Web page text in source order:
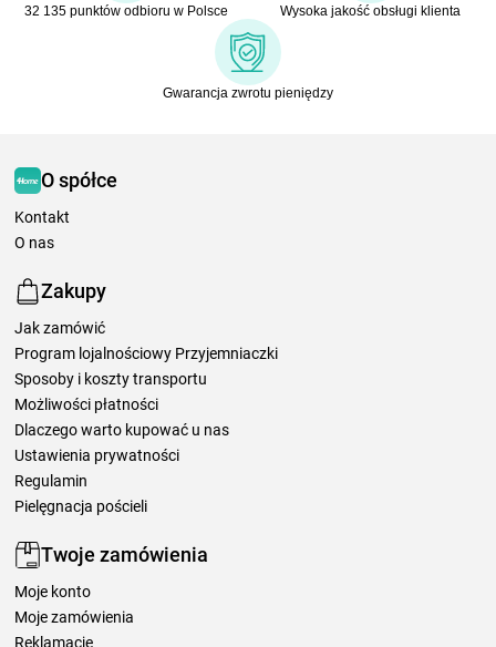
32 135 punktów odbioru w Polsce Wysoka jakość obsługi klienta
Gwarancja zwrotu pieniędzy
O spółce
Kontakt
O nas
Zakupy
Jak zamówić
Program lojalnościowy Przyjemniaczki
Sposoby i koszty transportu
Możliwości płatności
Dlaczego warto kupować u nas
Ustawienia prywatności
Regulamin
Pielęgnacja pościeli
Twoje zamówienia
Moje konto
Moje zamówienia
Reklamacje